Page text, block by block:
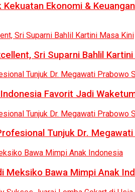
Ekonomi & Keuangan
Sri Suparni Bahlil
Favorit Jadi
Tunjuk Dr.
Meksiko Bawa Mimpi Anak